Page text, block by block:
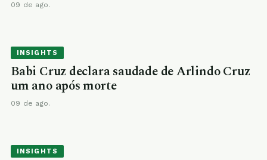
09 de ago.
INSIGHTS
Babi Cruz declara saudade de Arlindo Cruz
um ano após morte
09 de ago.
INSIGHTS